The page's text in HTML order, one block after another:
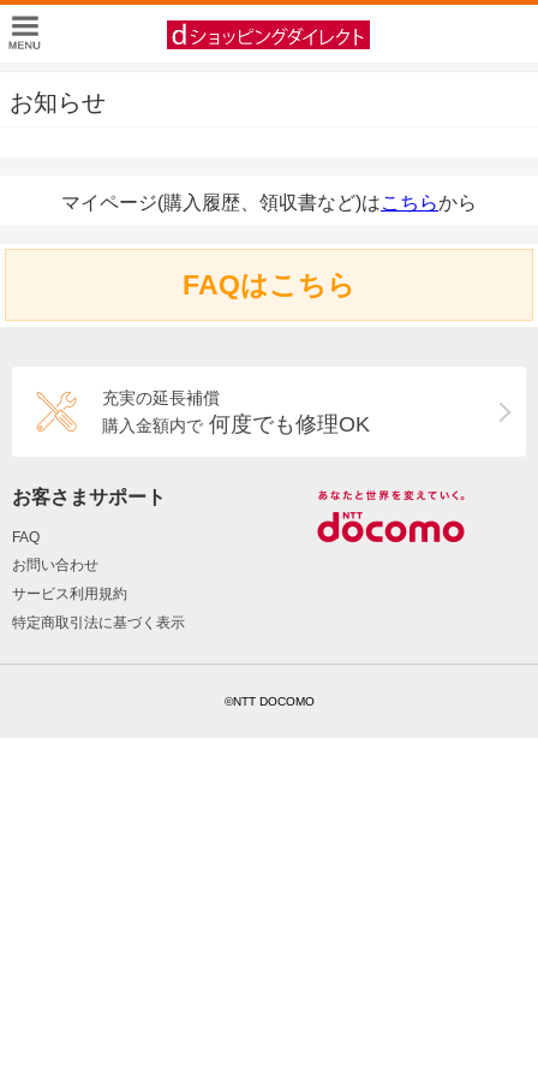
お知らせ
マイページ(購入履歴、領収書など)はこちらから
FAQはこちら
充実の延長補償
購入金額内で 何度でも修理OK
お客さまサポート
FAQ
お問い合わせ
サービス利用規約
特定商取引法に基づく表示
©NTT DOCOMO